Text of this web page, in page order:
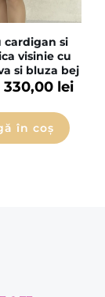
cardigan si
visinie cu
si bluza bej
330,00 lei
în coș